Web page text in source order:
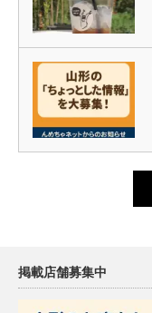
掲載店舗募集中